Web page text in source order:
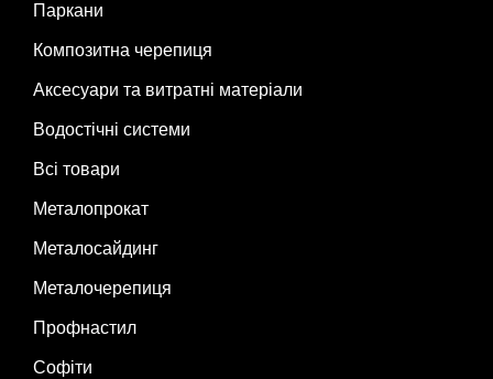
Паркани
Композитна черепиця
Аксесуари та витратні матеріали
Водостічні системи
Всі товари
Металопрокат
Металосайдинг
Металочерепиця
Профнастил
Софіти